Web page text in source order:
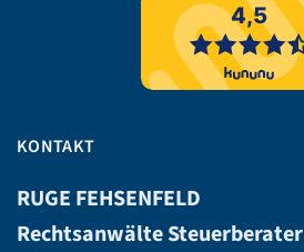
KONTAKT
RUGE FEHSENFELD
Rechtsanwälte Steuerberater